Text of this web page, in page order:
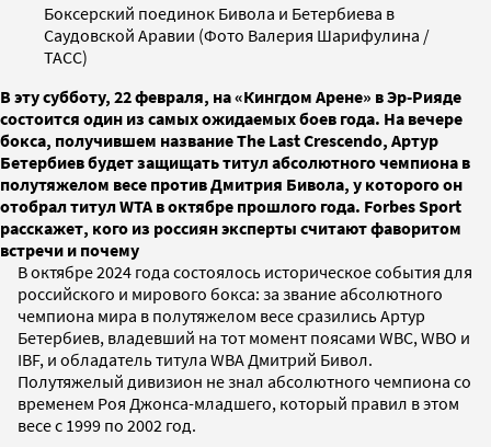
Боксерский поединок Бивола и Бетербиева в
Саудовской Аравии (Фото Валерия Шарифулина /
ТАСС)
В эту субботу, 22 февраля, на «Кингдом Арене» в Эр-Рияде
состоится один из самых ожидаемых боев года. На вечере
бокса, получившем название The Last Crescendo, Артур
Бетербиев будет защищать титул абсолютного чемпиона в
полутяжелом весе против Дмитрия Бивола, у которого он
отобрал титул WTA в октябре прошлого года. Forbes Sport
расскажет, кого из россиян эксперты считают фаворитом
встречи и почему
В октябре 2024 года состоялось историческое события для
российского и мирового бокса: за звание абсолютного
чемпиона мира в полутяжелом весе сразились Артур
Бетербиев, владевший на тот момент поясами WBC, WBO и
IBF, и обладатель титула WBA Дмитрий Бивол.
Полутяжелый дивизион не знал абсолютного чемпиона со
временем Роя Джонса-младшего, который правил в этом
весе с 1999 по 2002 год.